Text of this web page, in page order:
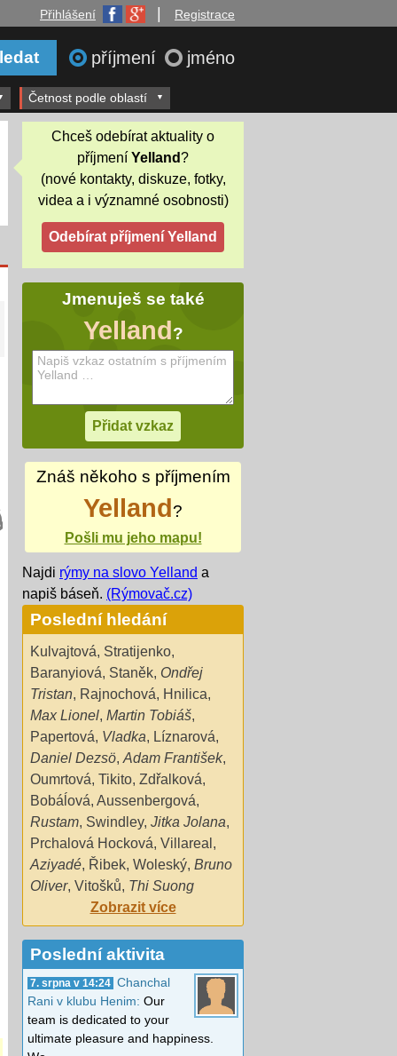
Přihlášení Registrace
příjmení jméno
Četnost podle oblastí
Chceš odebírat aktuality o
příjmení Yelland?
(nové kontakty, diskuze, fotky,
videa a i významné osobnosti)
Jmenuješ se také
Yelland?
Znáš někoho s příjmením
Yelland ?
Pošli mu jeho mapu!
Najdi rýmy na slovo Yelland a
napiš báseň. (Rýmovač.cz)
Poslední hledání
Kulvajtová, Stratijenko,
Baranyiová, Staněk, Ondřej
Tristan, Rajnochová, Hnilica,
Max Lionel, Martin Tobiáš,
Papertová, Vladka, Líznarová,
Daniel Dezsö, Adam František,
Oumrtová, Tikito, Zdřalková,
Bobáĺová, Aussenbergová,
Rustam, Swindley, Jitka Jolana,
Prchalová Hocková, Villareal ,
Aziyadé, Řibek, Woleský, Bruno
Oliver, Vitošků, Thi Suong
Zobrazit více
Poslední aktivita
7. srpna v 14:24 Chanchal
Rani v klubu Henim: Our
team is dedicated to your
ultimate pleasure and happiness.